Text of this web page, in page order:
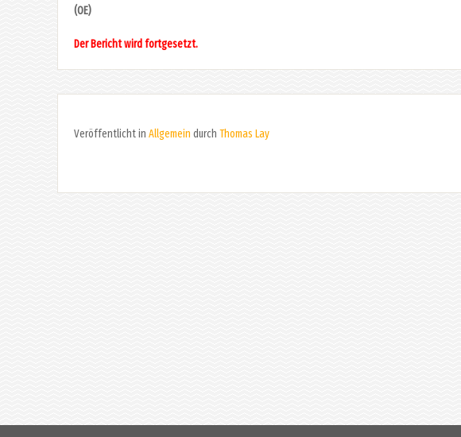
(OE)
Der Bericht wird fortgesetzt.
Veröffentlicht in Allgemein durch Thomas Lay